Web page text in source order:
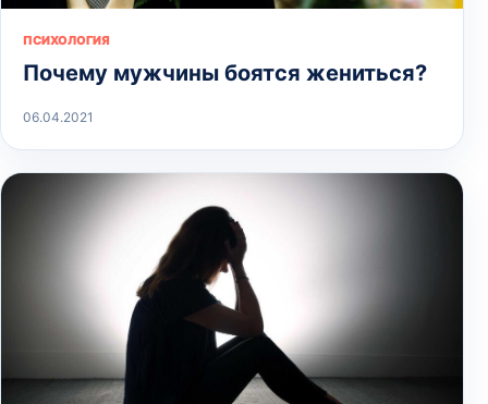
ПСИХОЛОГИЯ
Почему мужчины боятся жениться?
06.04.2021